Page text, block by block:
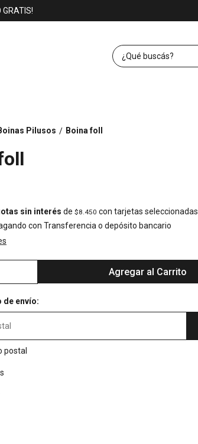
GRATIS!
Pilusos / Boina foll
sin interés de $8.450 con tarjetas seleccionadas
con Transferencia o depósito bancario
Agregar al Carrito
de envío:
postal